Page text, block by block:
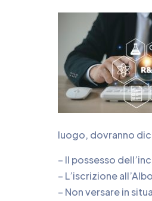
luogo, dovranno
– Il possesso
– L’iscrizione
– Non versare in